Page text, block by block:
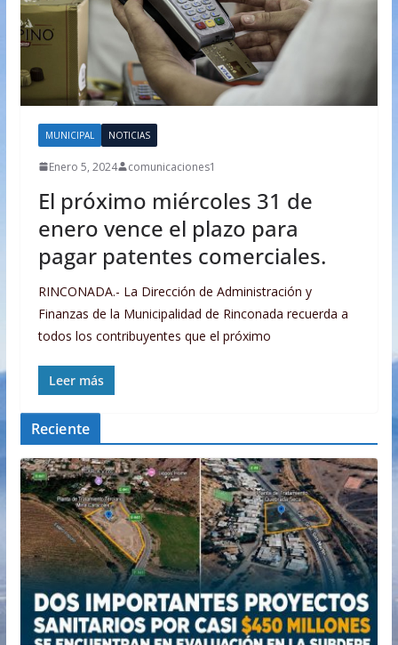
MUNICIPAL NOTICIAS
Enero 5, 2024 comunicaciones1
El próximo miércoles 31 de
enero vence el plazo para
pagar patentes comerciales.
RINCONADA.- La Dirección de Administración y
Finanzas de la Municipalidad de Rinconada recuerda a
todos los contribuyentes que el próximo
Leer más
Reciente